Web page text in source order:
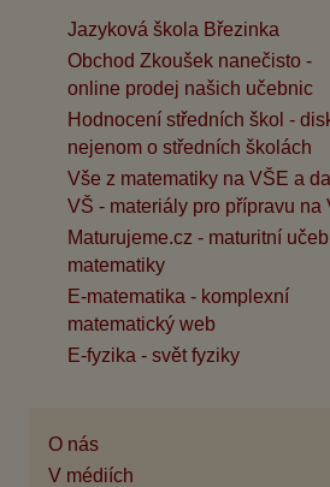
Jazyková škola Březinka
Obchod Zkoušek nanečisto -
online prodej našich učebnic
Hodnocení středních škol -
nejenom o středních školách
Vše z matematiky na VŠE a
VŠ - materiály pro přípravu na
Maturujeme.cz - maturitní
matematiky
E-matematika - komplexní
matematický web
E-fyzika - svět fyziky
O nás
V médiích